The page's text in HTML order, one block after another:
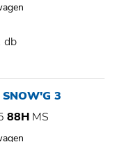
db
3
88H MS